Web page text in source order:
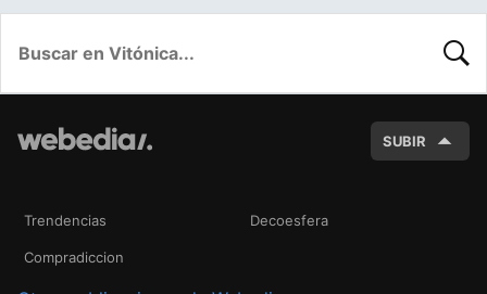
SUBIR
Trendencias Decoesfera
Compradiccion